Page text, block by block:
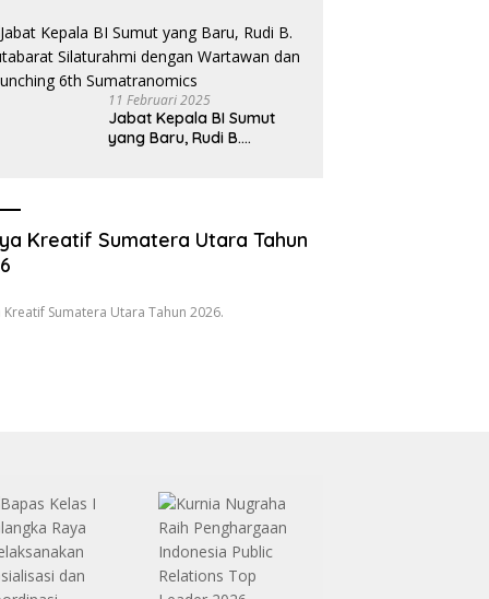
Anak
11 Februari 2025
Jabat Kepala BI Sumut
yang Baru, Rudi B.
Kreatif Sumatera Utara Tahun
Kreatif Sumatera Utara Tahun 2026.